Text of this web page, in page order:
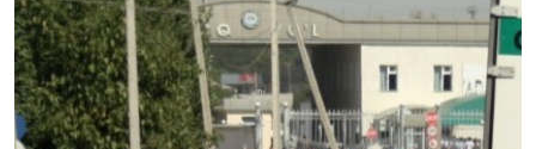
АРНАЙЫ ЖОБАЛАР
Русский